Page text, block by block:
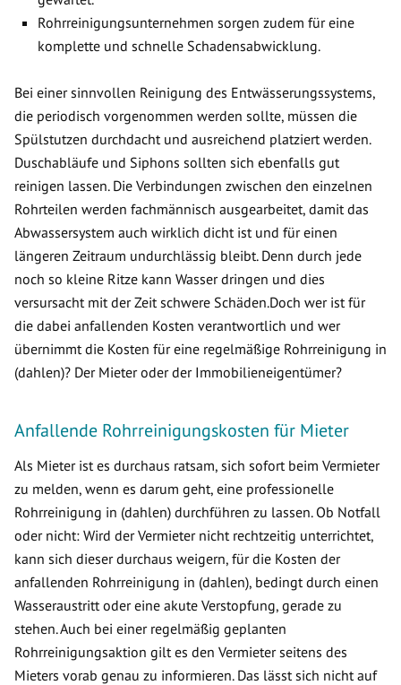
Rohrreinigungsunternehmen sorgen zudem für eine
komplette und schnelle Schadensabwicklung.
Bei einer sinnvollen Reinigung des Entwässerungssystems,
die periodisch vorgenommen werden sollte, müssen die
Spülstutzen durchdacht und ausreichend platziert werden.
Duschabläufe und Siphons sollten sich ebenfalls gut
reinigen lassen. Die Verbindungen zwischen den einzelnen
Rohrteilen werden fachmännisch ausgearbeitet, damit das
Abwassersystem auch wirklich dicht ist und für einen
längeren Zeitraum undurchlässig bleibt. Denn durch jede
noch so kleine Ritze kann Wasser dringen und dies
versursacht mit der Zeit schwere Schäden.Doch wer ist für
die dabei anfallenden Kosten verantwortlich und wer
übernimmt die Kosten für eine regelmäßige Rohrreinigung in
(dahlen)? Der Mieter oder der Immobilieneigentümer?
Anfallende Rohrreinigungskosten für Mieter
Als Mieter ist es durchaus ratsam, sich sofort beim Vermieter
zu melden, wenn es darum geht, eine professionelle
Rohrreinigung in (dahlen) durchführen zu lassen. Ob Notfall
oder nicht: Wird der Vermieter nicht rechtzeitig unterrichtet,
kann sich dieser durchaus weigern, für die Kosten der
anfallenden Rohrreinigung in (dahlen), bedingt durch einen
Wasseraustritt oder eine akute Verstopfung, gerade zu
stehen. Auch bei einer regelmäßig geplanten
Rohrreinigungsaktion gilt es den Vermieter seitens des
Mieters vorab genau zu informieren. Das lässt sich nicht auf